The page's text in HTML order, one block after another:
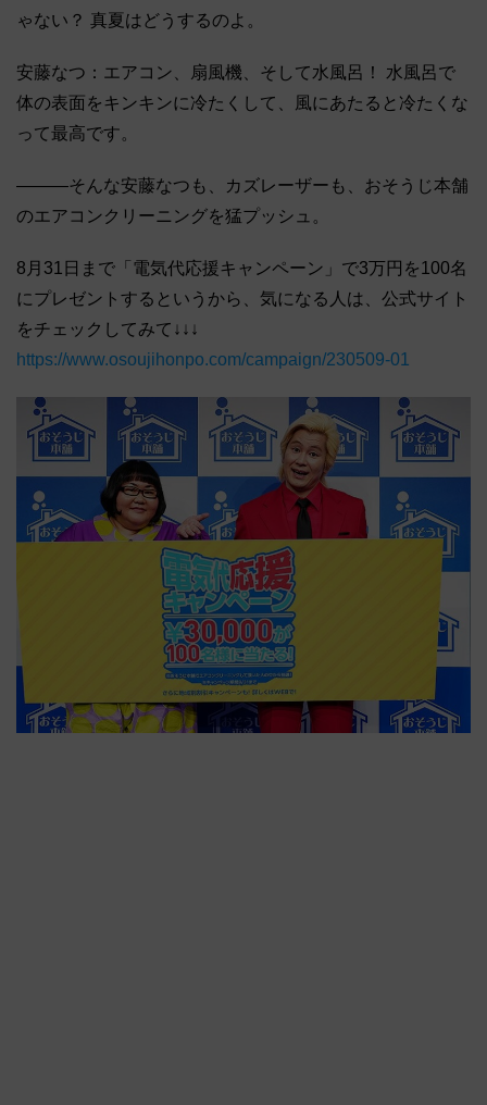
ゃない？ 真夏はどうするのよ。
安藤なつ：エアコン、扇風機、そして水風呂！ 水風呂で
体の表面をキンキンに冷たくして、風にあたると冷たくな
って最高です。
―――そんな安藤なつも、カズレーザーも、おそうじ本舗
のエアコンクリーニングを猛プッシュ。
8月31日まで「電気代応援キャンペーン」で3万円を100名
にプレゼントするというから、気になる人は、公式サイト
をチェックしてみて↓↓↓
https://www.osoujihonpo.com/campaign/230509-01